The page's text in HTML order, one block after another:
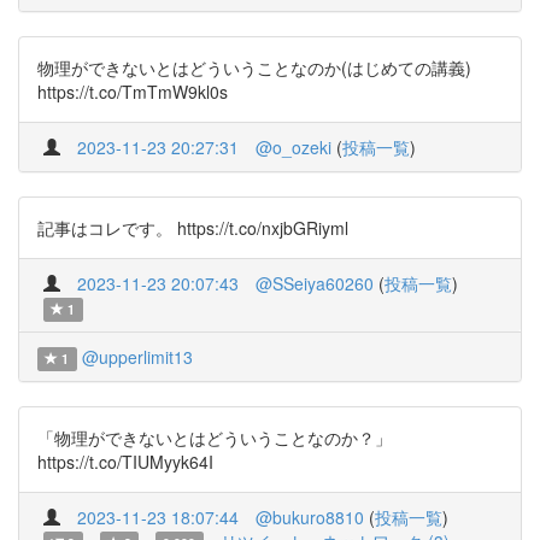
物理ができないとはどういうことなのか(はじめての講義)
https://t.co/TmTmW9kl0s
2023-11-23 20:27:31 @o_ozeki (投稿一覧)
記事はコレです。 https://t.co/nxjbGRiyml
2023-11-23 20:07:43 @SSeiya60260 (投稿一覧)
1
1 @upperlimit13
「物理ができないとはどういうことなのか？」
https://t.co/TIUMyyk64I
2023-11-23 18:07:44 @bukuro8810 (投稿一覧)